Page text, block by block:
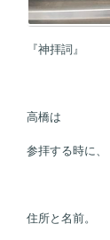
『神拝詞』
高橋は
参拝する時に、
住所と名前。